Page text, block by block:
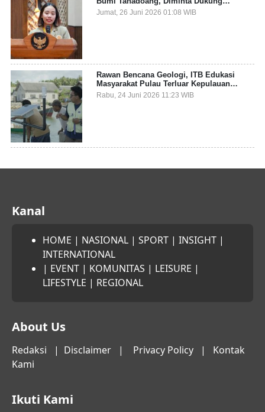
Gemerlap dan Beri Solusi pada Persoalan
Sampah Pesisir
Jumat, 26 Juni 2026 01:08 WIB
Rawan Bencana Geologi, ITB Edukasi
Masyarakat Pulau Terluar Kepulauan
Selayar Terkait Mitigasi Berbasis Kawasan
Pesisir
Rabu, 24 Juni 2026 11:23 WIB
Kanal
HOME | NASIONAL | SPORT | INSIGHT |
INTERNATIONAL
| EVENT | KOMUNITAS | LEISURE |
LIFESTYLE | REGIONAL
About Us
Redaksi | Disclaimer | Privacy Policy | Kontak
Kami
Ikuti Kami